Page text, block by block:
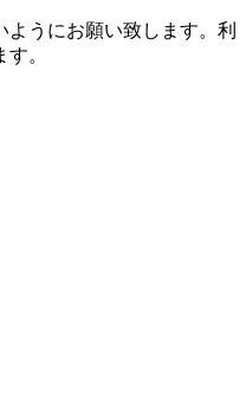
うにお願い致します。利
。